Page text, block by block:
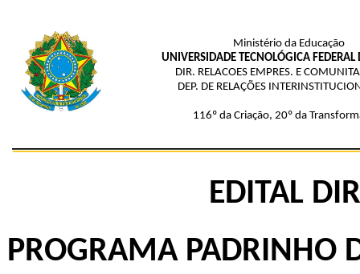
Ministério da Educação
UNIVERSIDADE TECNOLÓGICA FEDERAL
DIR. RELACOES EMPRES. E
DEP. DE RELAÇÕES
116º da Criação, 20º da
EDITAL
PROGRAMA PADRINHO